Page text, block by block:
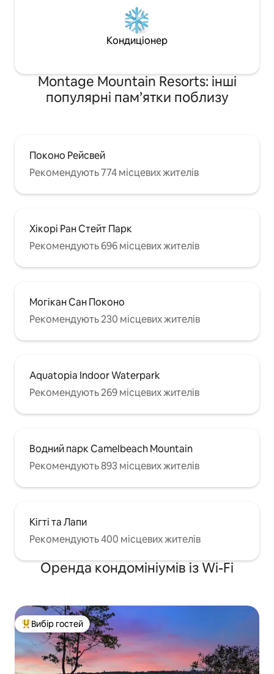
Кондиціонер
Montage Mountain Resorts: інші
популярні пам’ятки поблизу
Поконо Рейсвей
Рекомендують 774 місцевих жителів
Хікорі Ран Стейт Парк
Рекомендують 696 місцевих жителів
Могікан Сан Поконо
Рекомендують 230 місцевих жителів
Aquatopia Indoor Waterpark
Рекомендують 269 місцевих жителів
Водний парк Camelbeach Mountain
Рекомендують 893 місцевих жителів
Кігті та Лапи
Рекомендують 400 місцевих жителів
Оренда кондомініумів із Wi-Fi
Топ вибір гостей
Вибір гостей